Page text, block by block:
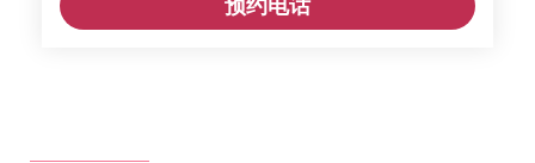
预约电话